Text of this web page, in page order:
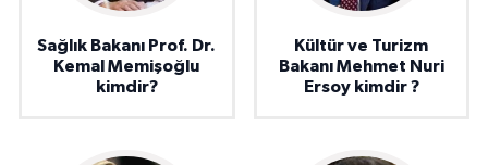
Sağlık Bakanı Prof. Dr.
Kemal Memişoğlu
kimdir?
Kültür ve Turizm
Bakanı Mehmet Nuri
Ersoy kimdir ?